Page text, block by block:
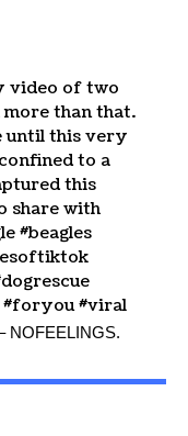
video of two
than that.
until this very
to a
this
share with
#beagles
#foryou #viral
NOFEELINGS.